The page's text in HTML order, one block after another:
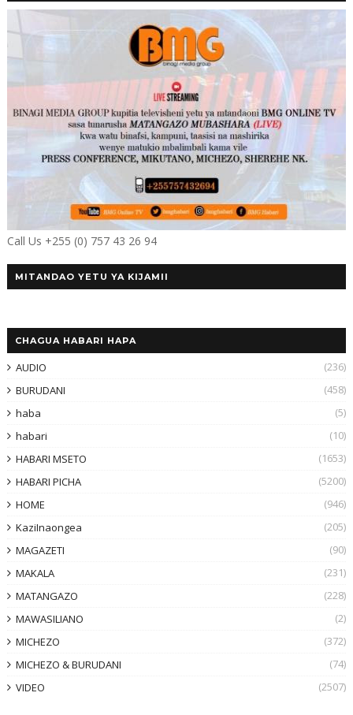
Call Us +255 (0) 757 43 26 94
MITANDAO YETU YA KIJAMII
CHAGUA HABARI HAPA
AUDIO
(236)
BURUDANI
(458)
haba
(5)
habari
(10)
HABARI MSETO
(1653)
HABARI PICHA
(5200)
HOME
(946)
KaziInaongea
(205)
MAGAZETI
(90)
MAKALA
(231)
MATANGAZO
(228)
MAWASILIANO
(2)
MICHEZO
(372)
MICHEZO & BURUDANI
(74)
VIDEO
(2507)